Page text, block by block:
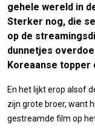
gehele wereld in
Sterker nog, die
op de
dunnetjes
Koreaanse topper
En het lijkt erop alsof
zijn grote broer, want
gestreamde film op